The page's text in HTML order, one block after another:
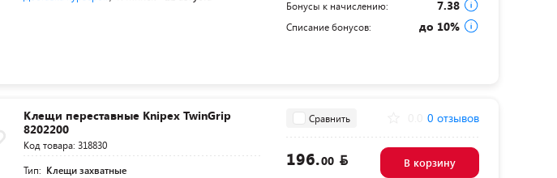
Бонусы к начислению: 7.38
Списание бонусов: до 10%
Клещи переставные Knipex TwinGrip
8202200
Код товара: 318830
Тип: Клещи захватные
Сравнить 0 отзывов
196.00 В корзину